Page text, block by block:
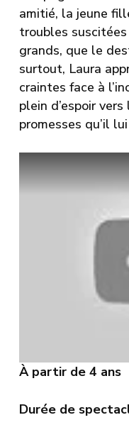
amitié, la jeune
troubles
grands, que le
surtout, Laura
craintes face à
plein d’espoir
promesses qu’il
À partir de 4 ans
Durée de